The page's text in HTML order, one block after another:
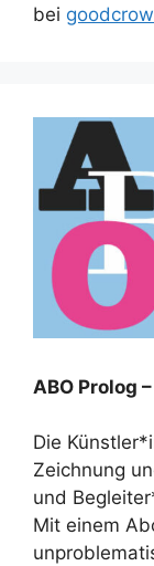
bei
ABO Prolog
Die
Zeichnung
und
Mit einem